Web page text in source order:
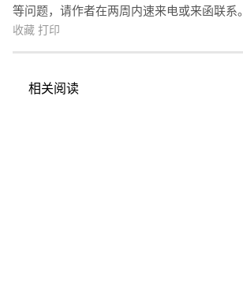
等问题，请作者在两周内速来电或来函联系。
收藏 打印
相关阅读